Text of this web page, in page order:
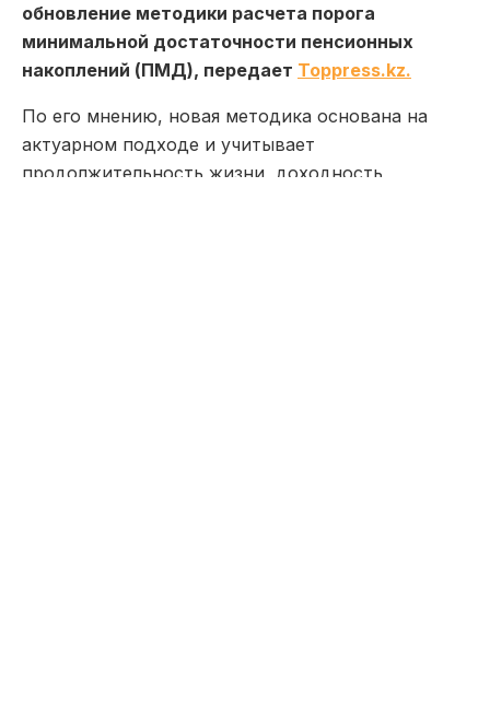
обновление методики расчета порога
минимальной достаточности пенсионных
накоплений (ПМД), передает Toppress.kz.
По его мнению, новая методика основана на
актуарном подходе и учитывает
продолжительность жизни, доходность